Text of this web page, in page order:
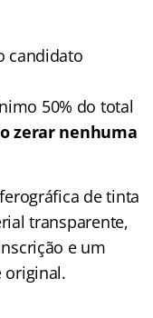
candidato
50% do total
zerar nenhuma
de tinta
transparente,
e um
original.